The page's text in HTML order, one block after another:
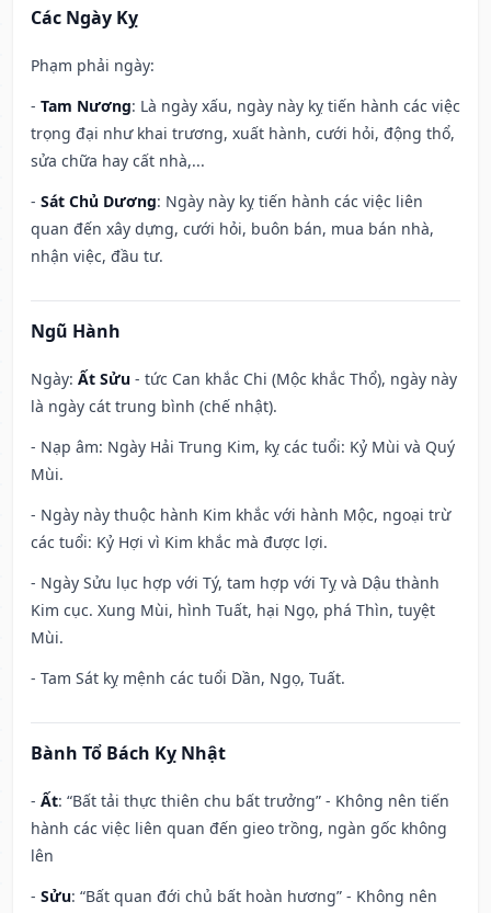
Các Ngày Kỵ
Phạm phải ngày:
- Tam Nương: Là ngày xấu, ngày này kỵ tiến hành các việc
trọng đại như khai trương, xuất hành, cưới hỏi, động thổ,
sửa chữa hay cất nhà,...
- Sát Chủ Dương: Ngày này kỵ tiến hành các việc liên
quan đến xây dựng, cưới hỏi, buôn bán, mua bán nhà,
nhận việc, đầu tư.
Ngũ Hành
Ngày: Ất Sửu - tức Can khắc Chi (Mộc khắc Thổ), ngày này
là ngày cát trung bình (chế nhật).
- Nạp âm: Ngày Hải Trung Kim, kỵ các tuổi: Kỷ Mùi và Quý
Mùi.
- Ngày này thuộc hành Kim khắc với hành Mộc, ngoại trừ
các tuổi: Kỷ Hợi vì Kim khắc mà được lợi.
- Ngày Sửu lục hợp với Tý, tam hợp với Tỵ và Dậu thành
Kim cục. Xung Mùi, hình Tuất, hại Ngọ, phá Thìn, tuyệt
Mùi.
- Tam Sát kỵ mệnh các tuổi Dần, Ngọ, Tuất.
Bành Tổ Bách Kỵ Nhật
- Ất: “Bất tải thực thiên chu bất trưởng” - Không nên tiến
hành các việc liên quan đến gieo trồng, ngàn gốc không
lên
- Sửu: “Bất quan đới chủ bất hoàn hương” - Không nên